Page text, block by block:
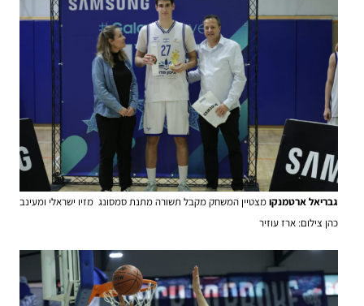
גבריאל ארטמנקומצטיין המשחק מקבל תשורה מתנת סמסונג מזיו ישראלי ומעינב
כהן צילום: ארז עוזיר